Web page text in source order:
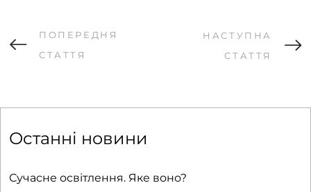
ПОПЕРЕДНЯ
СТАТТЯ
НАСТУПНА
СТАТТЯ
Останні новини
Сучасне освітлення. Яке воно?